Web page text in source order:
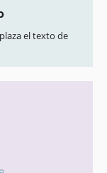
el texto de